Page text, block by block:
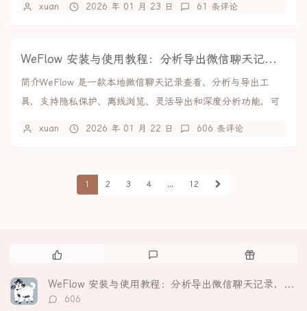
xuan 2026 年 01 月 23 日 61 条评论
WeFlow 安装与使用教程：分析导出微信聊天记录，生成可视化年度报告
简介WeFlow 是一款本地微信聊天记录查看、分析与导出工
具，支持隐私保护、离线浏览、灵活导出和深度分析功能，可
xuan 2026 年 01 月 22 日 606 条评论
1 2 3 4 ... 12
热
文
章
评
随
文
WeFlow 安装与使用教程：分析导出微信聊天记录，生成可视化年度报告
评
606